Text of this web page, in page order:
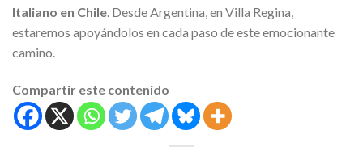
Italiano en Chile. Desde Argentina, en Villa Regina,
estaremos apoyándolos en cada paso de este emocionante
camino.
Compartir este contenido